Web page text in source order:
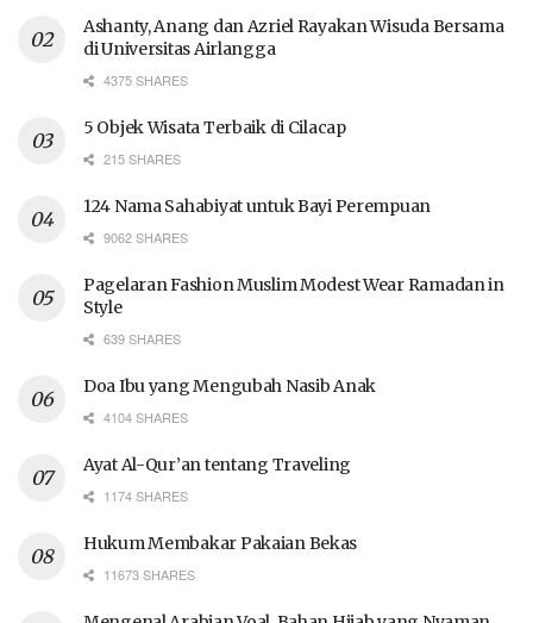
Ashanty, Anang dan Azriel Rayakan Wisuda Bersama
di Universitas Airlangga
4375 SHARES
5 Objek Wisata Terbaik di Cilacap
215 SHARES
124 Nama Sahabiyat untuk Bayi Perempuan
9062 SHARES
Pagelaran Fashion Muslim Modest Wear Ramadan in
Style
639 SHARES
Doa Ibu yang Mengubah Nasib Anak
4104 SHARES
Ayat Al-Qur’an tentang Traveling
1174 SHARES
Hukum Membakar Pakaian Bekas
11673 SHARES